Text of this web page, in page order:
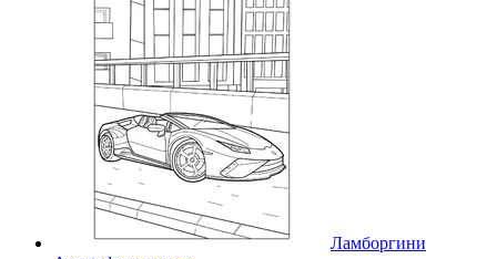
Ламборгини